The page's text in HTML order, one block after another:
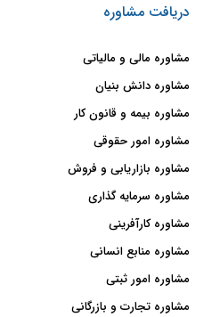
دریافت مشاوره
مشاوره مالی و مالیاتی
مشاوره دانش بنیان
مشاوره بیمه و قانون کار
مشاوره امور حقوقی
مشاوره بازاریابی و فروش
مشاوره سرمایه گذاری
مشاوره کارآفرینی
مشاوره منابع انسانی
مشاوره امور ثبتی
مشاوره تجارت و بازرگانی